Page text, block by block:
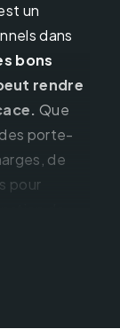
un
dans
bons
rendre
Que
porte-
de
pour